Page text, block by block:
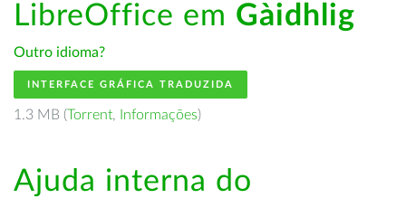
LibreOffice em Gàidhlig
Outro idioma?
INTERFACE GRÁFICA TRADUZIDA
1.3 MB (Torrent, Informações)
Ajuda interna do